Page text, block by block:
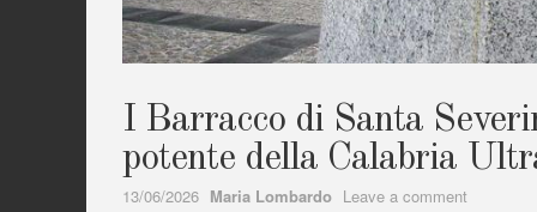
I Barracco di Santa
potente della Calabria
13/06/2026 Author
Maria Lombardo Leave a comment